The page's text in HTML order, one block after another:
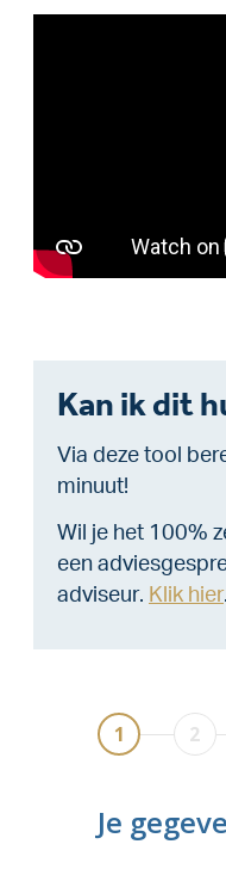
Kan ik dit
Via deze tool
minuut!
Wil je het 100%
een
adviseur. Klik hier.